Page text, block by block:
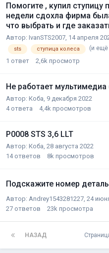
Помогите , купил
недели сдохла фирма
что выбрать и где
Автор: IvanSTS2007 14 апреля
sts ступица колеса (и ещё
1 ответ 2,6k просмотр
Не работает
Автор: Коба 9 декабря 2022
4 ответа 4,4k просмотров
P0008 STS 3,6 LLT
Автор: Коба 28 августа 2022
14 ответов 8k просмотров
Подскажите номер
Автор: Andrey1543281227 24
27 ответов 23k просмотра
НАЗАД